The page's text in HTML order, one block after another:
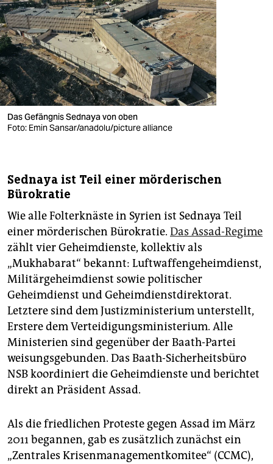
Das Gefängnis Sednaya von oben
Foto: Emin Sansar/anadolu/picture alliance
Sednaya ist Teil einer mörderischen
Bürokratie
Wie alle Folterknäste in Syrien ist Sednaya Teil
einer mörderischen Bürokratie. Das Assad-Regime
zählt vier Geheimdienste, kollektiv als
„Mukhabarat“ bekannt: Luftwaffengeheimdienst,
Militärgeheimdienst sowie politischer
Geheimdienst und Geheimdienstdirektorat.
Letztere sind dem Justizministerium unterstellt,
Erstere dem Verteidigungsministerium. Alle
Ministerien sind gegenüber der Baath-Partei
weisungsgebunden. Das Baath-Sicherheitsbüro
NSB koordiniert die Geheimdienste und berichtet
direkt an Präsident Assad.
Als die friedlichen Proteste gegen Assad im März
2011 begannen, gab es zusätzlich zunächst ein
„Zentrales Krisenmanagementkomitee“ (CCMC),